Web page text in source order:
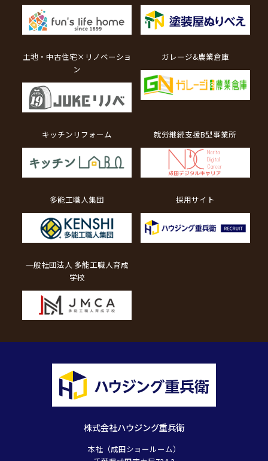
株式会社ハウジング重兵衛
本社（成田ショールーム）
土地・中古住宅×リノベーショ
ン
ガレージ&農業倉庫
キッチンリフォーム 就労継続支援B型事業所
多能工職人集団 採用サイト
一般社団法人 多能工職人育成
学校